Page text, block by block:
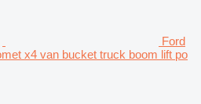
Ford
x4 van bucket truck boom lift po